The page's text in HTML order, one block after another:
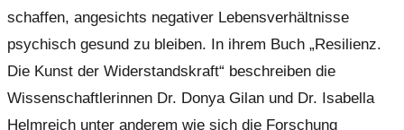
schaffen, angesichts negativer Lebensverhältnisse
psychisch gesund zu bleiben. In ihrem Buch „Resilienz.
Die Kunst der Widerstandskraft“ beschreiben die
Wissenschaftlerinnen Dr. Donya Gilan und Dr. Isabella
Helmreich unter anderem wie sich die Forschung